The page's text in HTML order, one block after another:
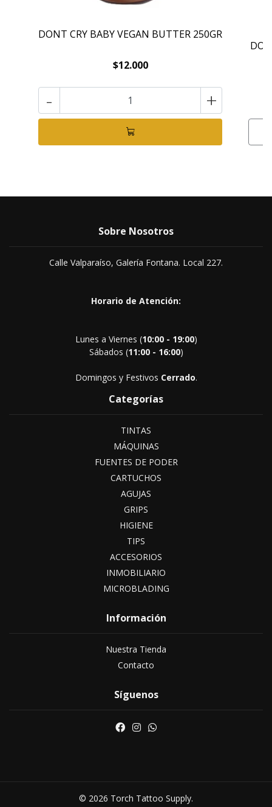
DONT CRY BABY VEGAN BUTTER 250GR
$12.000
- +
Sobre Nosotros
Calle Valparaíso, Galería Fontana. Local 227.
Horario de Atención:
Lunes a Viernes (10:00 - 19:00)
Sábados (11:00 - 16:00)
Domingos y Festivos Cerrado.
Categorías
TINTAS
MÁQUINAS
FUENTES DE PODER
CARTUCHOS
AGUJAS
GRIPS
HIGIENE
TIPS
ACCESORIOS
INMOBILIARIO
MICROBLADING
Información
Nuestra Tienda
Contacto
Síguenos
© 2026 Torch Tattoo Supply.